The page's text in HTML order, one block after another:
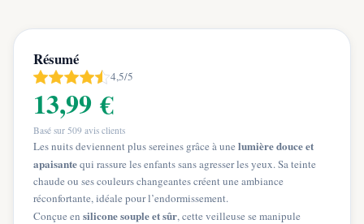
Résumé
4,5/5
13,99 €
Basé sur 509 avis clients
Les nuits deviennent plus sereines grâce à une lumière douce et
apaisantequi rassure les enfants sans agresser les yeux. Sa teinte
chaude ou ses couleurs changeantes créent une ambiance
réconfortante, idéale pour l’endormissement.
Conçue en silicone souple et sûr, cette veilleuse se manipule